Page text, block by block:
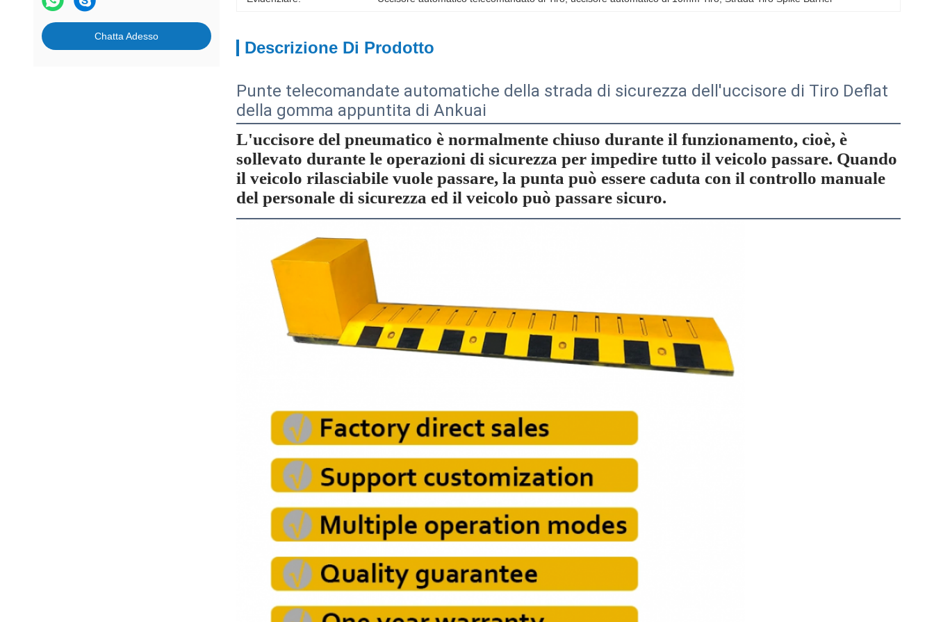
Chatta Adesso
Descrizione Di Prodotto
Punte telecomandate automatiche della strada di sicurezza dell'uccisore di Tiro Deflat
della gomma appuntita di Ankuai
L'uccisore del pneumatico è normalmente chiuso durante il funzionamento, cioè, è
sollevato durante le operazioni di sicurezza per impedire tutto il veicolo passare. Quando
il veicolo rilasciabile vuole passare, la punta può essere caduta con il controllo manuale
del personale di sicurezza ed il veicolo può passare sicuro.